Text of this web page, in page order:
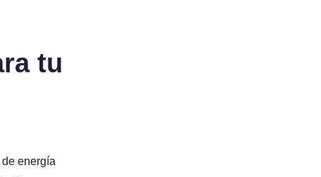
tu
energía